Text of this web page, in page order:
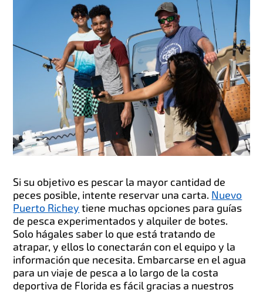
Si su objetivo es pescar la mayor cantidad de
peces posible, intente reservar una carta. Nuevo
Puerto Richey tiene muchas opciones para guías
de pesca experimentados y alquiler de botes.
Solo hágales saber lo que está tratando de
atrapar, y ellos lo conectarán con el equipo y la
información que necesita. Embarcarse en el agua
para un viaje de pesca a lo largo de la costa
deportiva de Florida es fácil gracias a nuestros